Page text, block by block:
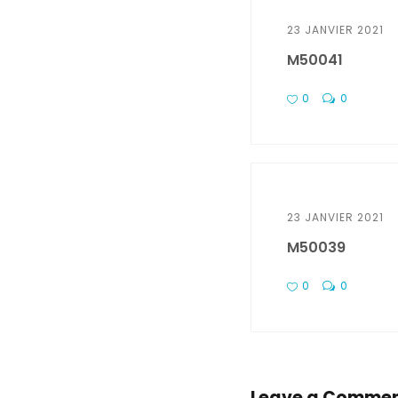
23 JANVIER 2021
M50041
0 0
23 JANVIER 2021
M50039
0 0